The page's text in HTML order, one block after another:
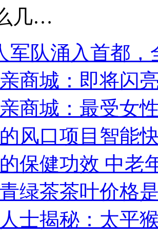
几…
军队涌入首都
商城：即将闪
商城：最受女
风口项目智能
保健功效 中老
绿茶茶叶价格
士揭秘：太平